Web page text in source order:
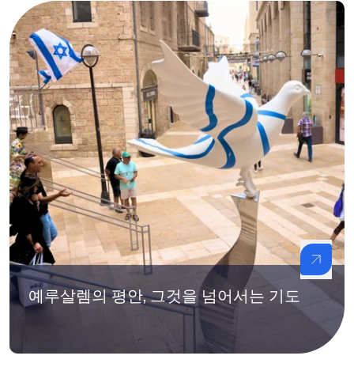
예루살렘의 평안, 그것을 넘어서는 기도